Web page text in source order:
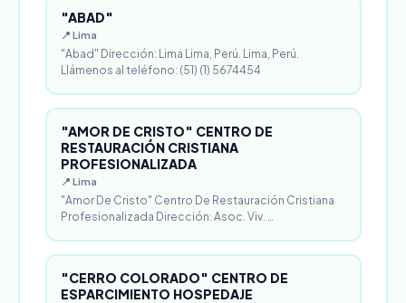
"ABAD"
📍 Lima
"Abad" Dirección: Lima Lima, Perú. Lima, Perú.
Llámenos al teléfono: (51) (1) 5674454
"AMOR DE CRISTO" CENTRO DE
RESTAURACIÓN CRISTIANA
PROFESIONALIZADA
📍 Lima
"Amor De Cristo" Centro De Restauración Cristiana
Profesionalizada Dirección: Asoc. Viv. …
"CERRO COLORADO" CENTRO DE
ESPARCIMIENTO HOSPEDAJE